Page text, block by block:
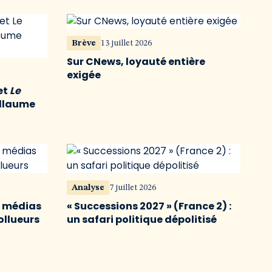
Le
Brève 13 juillet 2026
Sur CNews, loyauté entière
exigée
médias
Analyse 7 juillet 2026
« Successions 2027 » (France 2) :
un safari politique dépolitisé